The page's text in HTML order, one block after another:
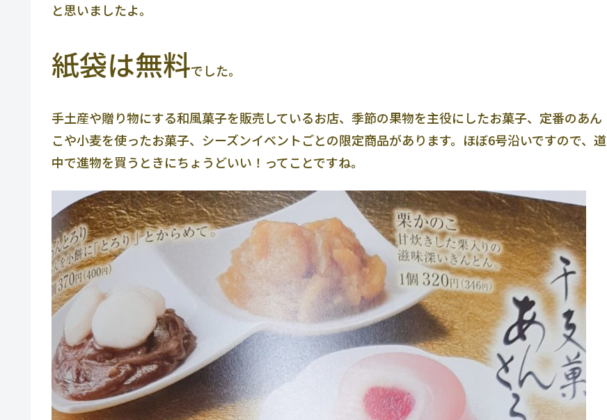
と思いましたよ。
紙袋は無料でした。
手土産や贈り物にする和風菓子を販売しているお店、季節の果物を主役にしたお菓子、定番のあん
こや小麦を使ったお菓子、シーズンイベントごとの限定商品があります。ほぼ6号沿いですので、道
中で進物を買うときにちょうどいい！ってことですね。